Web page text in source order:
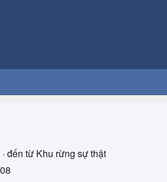
· đến từ Khu rừng sự thật